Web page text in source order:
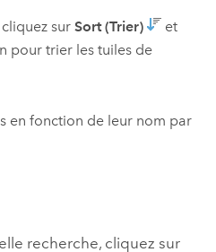
sur Sort (Trier)
et
pour trier les tuiles de
en fonction de leur nom par
recherche, cliquez sur